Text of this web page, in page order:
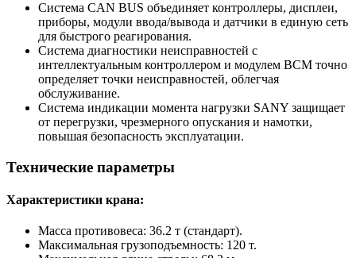
Система CAN BUS объединяет контроллеры, дисплеи,
приборы, модули ввода/вывода и датчики в единую сеть
для быстрого реагирования.
Система диагностики неисправностей с
интеллектуальным контроллером и модулем BCM точно
определяет точки неисправностей, облегчая
обслуживание.
Система индикации момента нагрузки SANY защищает
от перегрузки, чрезмерного опускания и намотки,
повышая безопасность эксплуатации.
Технические параметры
Характеристики крана:
Масса противовеса: 36.2 т (стандарт).
Максимальная грузоподъемность: 120 т.